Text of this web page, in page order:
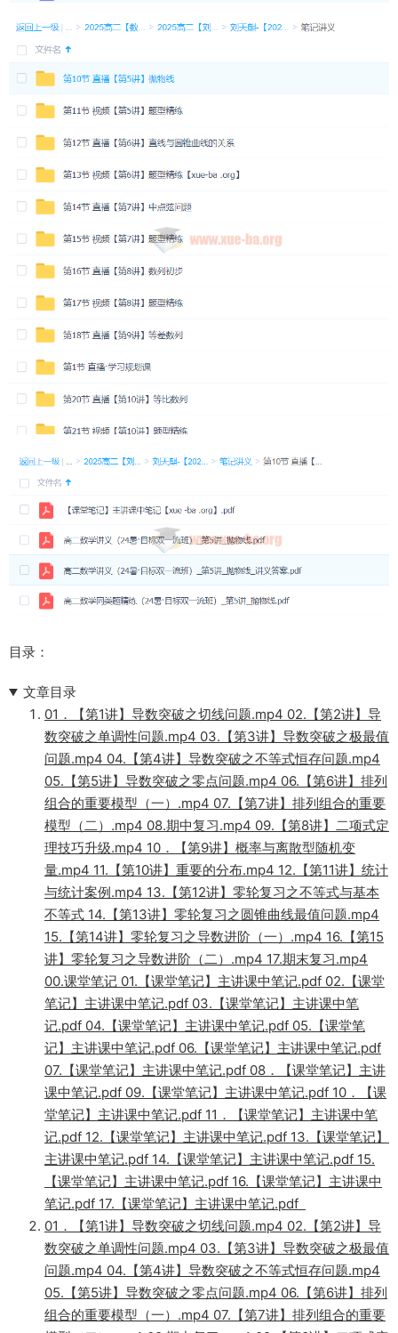
目录：
文章目录
01．【第1讲】导数突破之切线问题.mp4 02.【第2讲】导
数突破之单调性问题.mp4 03.【第3讲】导数突破之极最值
问题.mp4 04.【第4讲】导数突破之不等式恒存问题.mp4
05.【第5讲】导数突破之零点问题.mp4 06.【第6讲】排列
组合的重要模型（一）.mp4 07.【第7讲】排列组合的重要
模型（二）.mp4 08.期中复习.mp4 09.【第8讲】二项式定
理技巧升级.mp4 10．【第9讲】概率与离散型随机变
量.mp4 11.【第10讲】重要的分布.mp4 12.【第11讲】统计
与统计案例.mp4 13.【第12讲】零轮复习之不等式与基本
不等式 14.【第13讲】零轮复习之圆锥曲线最值问题.mp4
15.【第14讲】零轮复习之导数进阶（一）.mp4 16.【第15
讲】零轮复习之导数进阶（二）.mp4 17.期末复习.mp4
00.课堂笔记 01.【课堂笔记】主讲课中笔记.pdf 02.【课堂
笔记】主讲课中笔记.pdf 03.【课堂笔记】主讲课中笔
记.pdf 04.【课堂笔记】主讲课中笔记.pdf 05.【课堂笔
记】主讲课中笔记.pdf 06.【课堂笔记】主讲课中笔记.pdf
07.【课堂笔记】主讲课中笔记.pdf 08．【课堂笔记】主讲
课中笔记.pdf 09.【课堂笔记】主讲课中笔记.pdf 10．【课
堂笔记】主讲课中笔记.pdf 11．【课堂笔记】主讲课中笔
记.pdf 12.【课堂笔记】主讲课中笔记.pdf 13.【课堂笔记】
主讲课中笔记.pdf 14.【课堂笔记】主讲课中笔记.pdf 15.
【课堂笔记】主讲课中笔记.pdf 16.【课堂笔记】主讲课中
笔记.pdf 17.【课堂笔记】主讲课中笔记.pdf
01．【第1讲】导数突破之切线问题.mp4 02.【第2讲】导
数突破之单调性问题.mp4 03.【第3讲】导数突破之极最值
问题.mp4 04.【第4讲】导数突破之不等式恒存问题.mp4
05.【第5讲】导数突破之零点问题.mp4 06.【第6讲】排列
组合的重要模型（一）.mp4 07.【第7讲】排列组合的重要